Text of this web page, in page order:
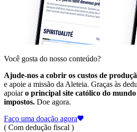
Você gosta do nosso conteúdo?
Ajude-nos a cobrir os custos de
e apoie a missão da Aleteia. Graças às
apoiaro principal site católico do
impostos. Doe agora.
Faço uma doação agora
( Com dedução fiscal )